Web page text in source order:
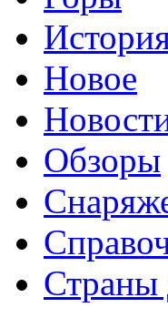
Новое
Обзоры
Страны